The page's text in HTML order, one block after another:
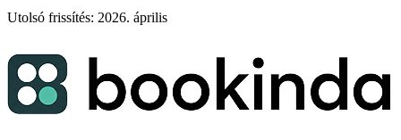
Utolsó frissítés: 2026. április